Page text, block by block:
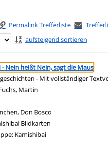
Permalink Trefferliste
aufsteigend sortieren
- Nein heißt Nein, sagt die Maus
- Mit vollständiger
Martin
Don Bosco
Bildkarten
Kamishibai